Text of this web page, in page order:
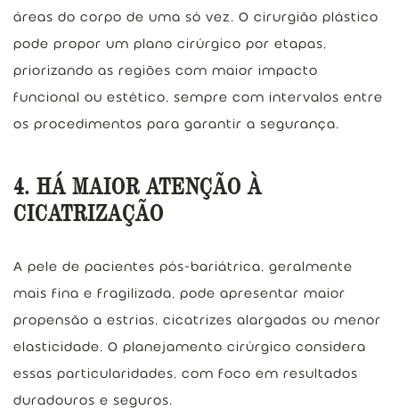
áreas do corpo de uma só vez. O cirurgião plástico
pode propor um plano cirúrgico por etapas,
priorizando as regiões com maior impacto
funcional ou estético, sempre com intervalos entre
os procedimentos para garantir a segurança.
4. HÁ MAIOR ATENÇÃO À
CICATRIZAÇÃO
A pele de pacientes pós-bariátrica, geralmente
mais fina e fragilizada, pode apresentar maior
propensão a estrias, cicatrizes alargadas ou menor
elasticidade. O planejamento cirúrgico considera
essas particularidades, com foco em resultados
duradouros e seguros.